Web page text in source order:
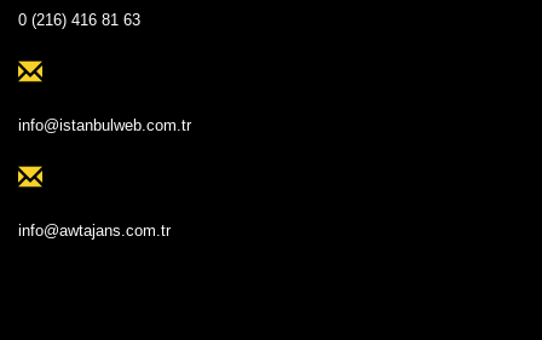
0 (216) 416 81 63
info@istanbulweb.com.tr
info@awtajans.com.tr